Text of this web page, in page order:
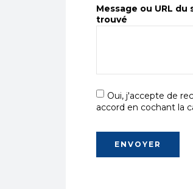
Message ou URL
trouvé
Oui, j'accepte de
accord en cochant la